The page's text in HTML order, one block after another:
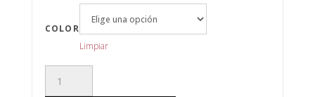
COLOR
Limpiar
MANGA